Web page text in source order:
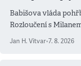
Babišova vláda
Rozloučení s
salvy i kritika
Jan H. Vitvar•7. 8. 2026